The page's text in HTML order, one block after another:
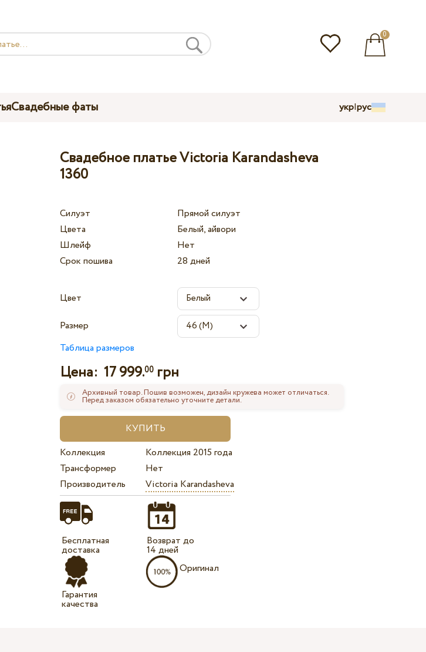
0
Свадебные фаты укр|рус
Свадебное платье Victoria Karandasheva
1360
Силуэт
Прямой силуэт
Цвета
Белый, айвори
Шлейф
Нет
Срок пошива
28 дней
Цвет
Размер
Таблица размеров
Цена:17 999.00 грн
Архивный товар. Пошив возможен, дизайн кружева может отличаться.
Перед заказом обязательно уточните детали.
Коллекция
Коллекция 2015 года
Трансформер
Нет
Производитель
Victoria Karandasheva
Бесплатная
доставка
Гарантия
качества
Возврат до
14 дней
Оригинал